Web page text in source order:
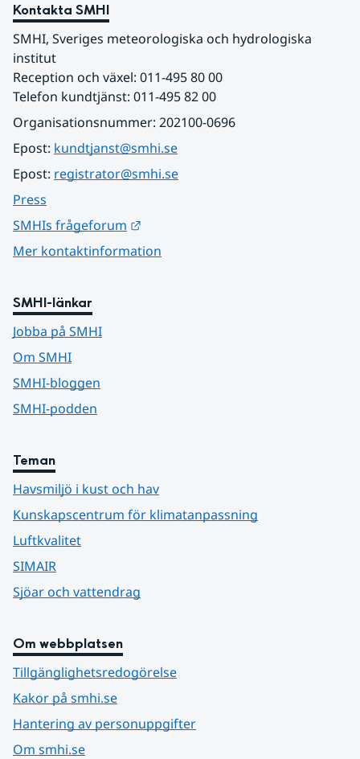
Kontakta SMHI
SMHI, Sveriges meteorologiska och hydrologiska
institut
Reception och växel: 011-495 80 00
Telefon kundtjänst: 011-495 82 00
Organisationsnummer: 202100-0696
Epost: kundtjanst@smhi.se
Epost: registrator@smhi.se
Press
SMHIs frågeforum
Mer kontaktinformation
SMHI-länkar
Jobba på SMHI
Om SMHI
SMHI-bloggen
SMHI-podden
Teman
Havsmiljö i kust och hav
Kunskapscentrum för klimatanpassning
Luftkvalitet
SIMAIR
Sjöar och vattendrag
Om webbplatsen
Tillgänglighetsredogörelse
Kakor på smhi.se
Hantering av personuppgifter
Om smhi.se